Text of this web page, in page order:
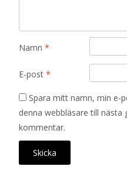
Namn *
E-post *
Spara mitt namn, min e-
denna webbläsare till nästa
kommentar.